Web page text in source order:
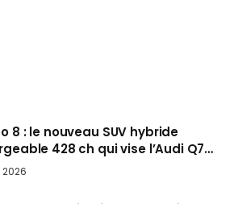
8 : le nouveau SUV hybride
428 ch qui vise l’Audi Q7
Europe cet automne
2026